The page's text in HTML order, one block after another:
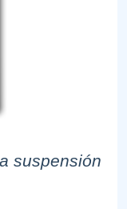
suspensión